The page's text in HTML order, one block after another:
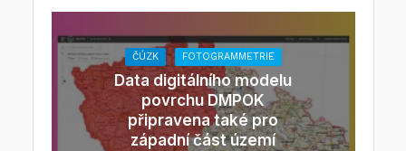
ČÚZK FOTOGRAMMETRIE
Data digitálního modelu
povrchu DMPOK
připravena také pro
západní část území